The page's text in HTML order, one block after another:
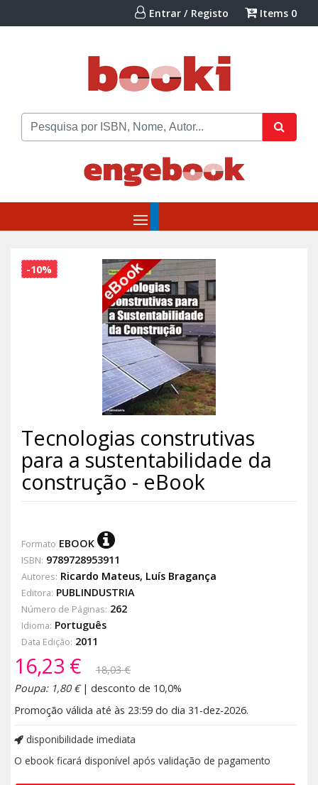
Entrar / Registo Items 0
-10%
Tecnologias construtivas
para a sustentabilidade da
construção - eBook
Formato EBOOK
ISBN: 9789728953911
Autores: Ricardo Mateus, Luís Bragança
Editora: PUBLINDUSTRIA
Número de Páginas: 262
Idioma: Português
Data Edição: 2011
16,23 €
18,03 €
Poupa: 1,80 €| desconto de 10,0%
Promoção válida até às 23:59 do dia 31-dez-2026.
disponibilidade imediata
O ebook ficará disponível após validação de pagamento